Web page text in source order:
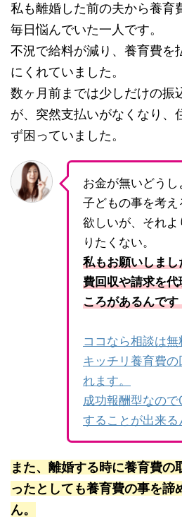
私も離婚した前の夫から養育
毎日悩んでいた一人です。
不況で給料が減り、養育費を
にくれていました。
数ヶ月前までは少しだけの振
が、突然支払いがなくなり、
ず困っていました。
お金が無いどうし
子どもの事を考
欲しいが、それ
りたくない。
私もお願いしま
費回収や請求を
ころがあるんです
ココなら相談は
キッチリ養育費の
れます。
成功報酬型なの
することが出来
また、離婚する時に養育費の
ったとしても養育費の事を諦
ん。